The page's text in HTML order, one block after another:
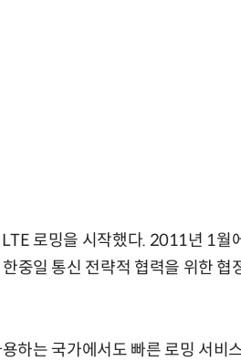
로밍을 시작했다. 2011년 1월
중일 통신 전략적 협력을 위한
하는 국가에서도 빠른 로밍 서비